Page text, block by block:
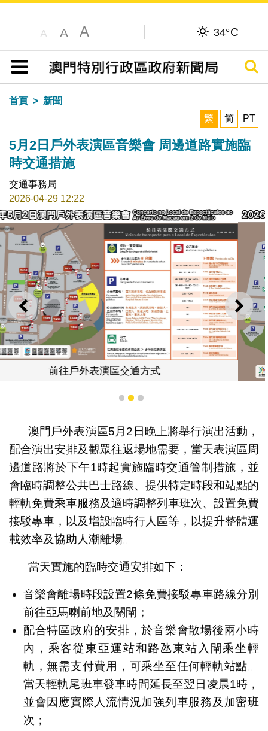
A A A 34°C
目錄
搜尋
首頁
新聞
繁
简 PT
5月2日戶外表演區音樂會 周邊道路實施臨
時交通措施
交通事務局
2026-04-29 12:22
上一則 下一
5月2日戶外表演區離場交通方
1 2 3
澳門戶外表演區5月2日晚上將舉行演出活動，
配合演出安排及觀眾往返場地需要，當天表演區周
邊道路將於下午1時起實施臨時交通管制措施，並
會臨時調整公共巴士路線、提供特定時段和站點的
輕軌免費乘車服務及適時調整列車班次、設置免費
接駁專車，以及增設臨時行人區等，以提升整體運
載效率及協助人潮離場。
當天實施的臨時交通安排如下：
音樂會離場時段設置2條免費接駁專車路線分別
前往亞馬喇前地及關閘；
配合特區政府的安排，於音樂會散場後兩小時
內，乘客從東亞運站和路氹東站入閘乘坐輕
軌，無需支付費用，可乘坐至任何輕軌站點。
當天輕軌尾班車發車時間延長至翌日凌晨1時，
並會因應實際人流情況加強列車服務及加密班
次；